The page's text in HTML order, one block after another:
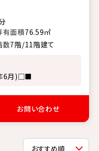
有面積76.59㎡
数7階/11階建て
6月)□■
お問い合わせ